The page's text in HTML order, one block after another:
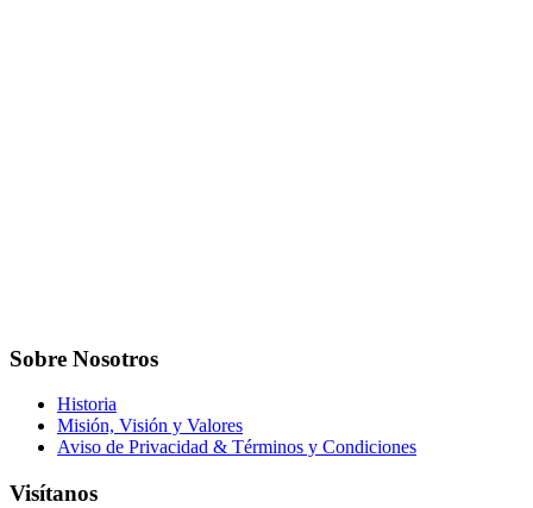
Sobre Nosotros
Historia
Misión, Visión y Valores
Aviso de Privacidad & Términos y Condiciones
Visítanos